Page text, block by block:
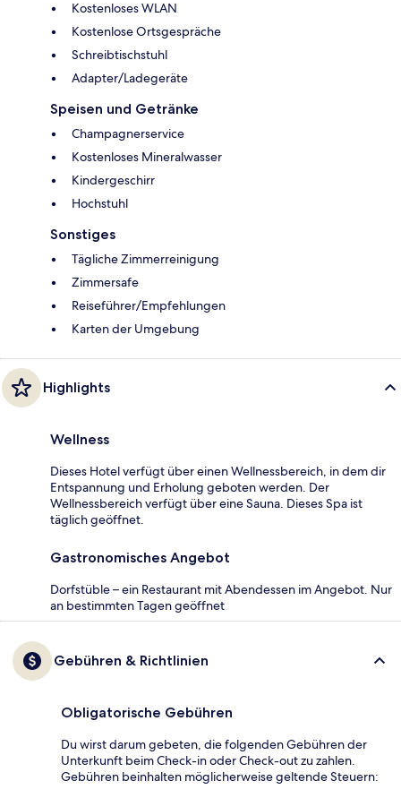
Kostenloses WLAN
Kostenlose Ortsgespräche
Schreibtischstuhl
Adapter/Ladegeräte
Speisen und Getränke
Champagnerservice
Kostenloses Mineralwasser
Kindergeschirr
Hochstuhl
Sonstiges
Tägliche Zimmerreinigung
Zimmersafe
Reiseführer/Empfehlungen
Karten der Umgebung
Highlights
Wellness
Dieses Hotel verfügt über einen Wellnessbereich, in dem dir
Entspannung und Erholung geboten werden. Der
Wellnessbereich verfügt über eine Sauna. Dieses Spa ist
täglich geöffnet.
Gastronomisches Angebot
Dorfstüble – ein Restaurant mit Abendessen im Angebot. Nur
an bestimmten Tagen geöffnet
Gebühren & Richtlinien
Obligatorische Gebühren
Du wirst darum gebeten, die folgenden Gebühren der
Unterkunft beim Check-in oder Check-out zu zahlen.
Gebühren beinhalten möglicherweise geltende Steuern: